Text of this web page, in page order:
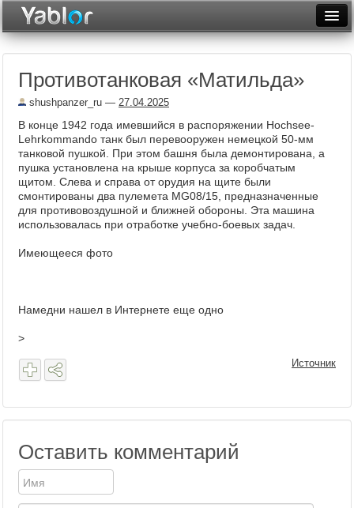
Неделя
Месяц
Рейтинги
Архив
Фототоп
Противотанковая «Матильда»
shushpanzer_ru — 27.04.2025
В конце 1942 года имевшийся в распоряжении Hochsee-
Lehrkommando танк был перевооружен немецкой 50-мм
танковой пушкой. При этом башня была демонтирована, а
пушка установлена на крыше корпуса за коробчатым
щитом. Слева и справа от орудия на щите были
смонтированы два пулемета MG08/15, предназначенные
для противовоздушной и ближней обороны. Эта машина
использовалась при отработке учебно-боевых задач.
Имеющееся фото
Намедни нашел в Интернете еще одно
>
Источник
Оставить комментарий